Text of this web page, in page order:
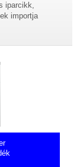
iparcikk,
importja